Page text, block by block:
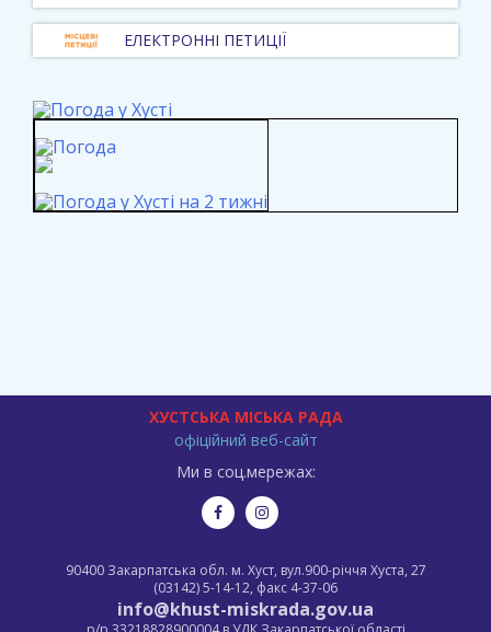
ЕЛЕКТРОННІ ПЕТИЦІЇ
ХУСТСЬКА МІСЬКА РАДА
офіційний веб-сайт
90400 Закарпатська обл. м. Хуст, вул.900-річчя Хуста, 27
(03142) 5-14-12, факс 4-37-06
info@khust-miskrada.gov.ua
Ми в соц.мережах: